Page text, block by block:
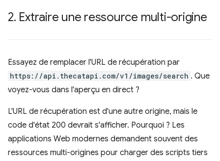
2. Extraire une ressource multi-origine
Essayez de remplacer l'URL de récupération par
https://api.thecatapi.com/v1/images/search . Que
voyez-vous dans l'aperçu en direct ?
L'URL de récupération est d'une autre origine, mais le
code d'état 200 devrait s'afficher. Pourquoi ? Les
applications Web modernes demandent souvent des
ressources multi-origines pour charger des scripts tiers